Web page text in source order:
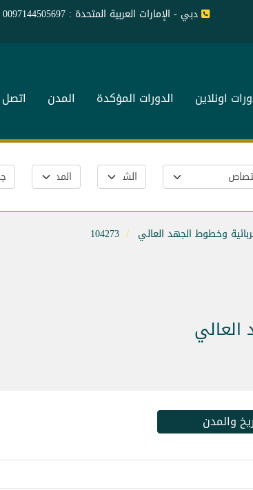
دبي - الإمارات العربية المتحدة : 0097144505697
اونلاين الدورات المؤكدة المدن اتصل
وخطوط الجهد العالي 104273
العالي
والمدن